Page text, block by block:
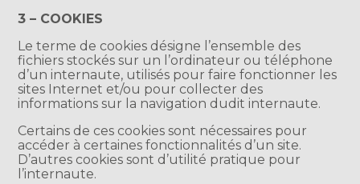
3 – COOKIES
Le terme de cookies désigne l’ensemble des
fichiers stockés sur un l’ordinateur ou téléphone
d’un internaute, utilisés pour faire fonctionner les
sites Internet et/ou pour collecter des
informations sur la navigation dudit internaute.
Certains de ces cookies sont nécessaires pour
accéder à certaines fonctionnalités d’un site.
D’autres cookies sont d’utilité pratique pour
l’internaute.